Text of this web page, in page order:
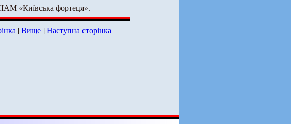
«Київська фортеця».
|Вище |Наступна сторінка